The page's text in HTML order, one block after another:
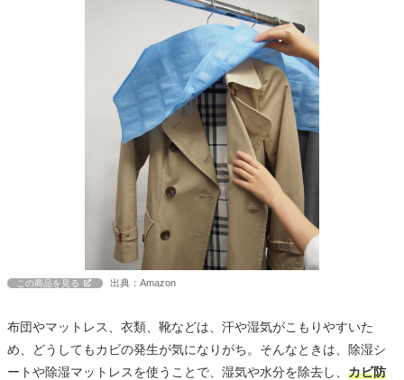
この商品を見る 出典：Amazon
布団やマットレス、衣類、靴などは、汗や湿気がこもりやすいた
め、どうしてもカビの発生が気になりがち。そんなときは、除湿シ
ートや除湿マットレスを使うことで、湿気や水分を除去し、 カビ防